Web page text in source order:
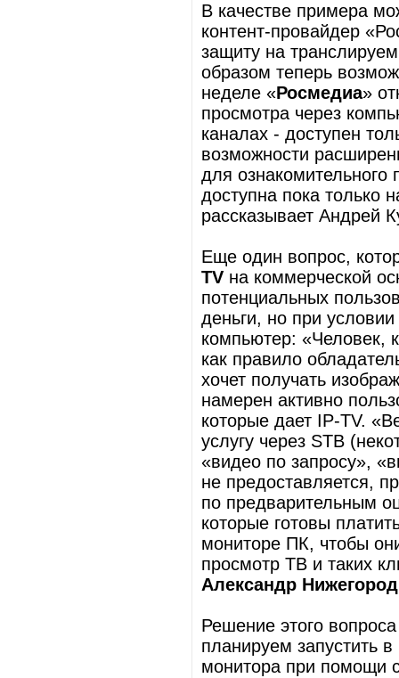
В качестве примера
контент-провайдер
защиту на
образом теперь
неделе «Росмедиа»
просмотра через
каналах - доступен
возможности
для ознакомительного
доступна пока только
рассказывает Андрей
Еще один вопрос,
TV на коммерческой
потенциальных
деньги, но при
компьютер: «Человек,
как правило
хочет получать
намерен активно
которые дает IP-TV.
услугу через STB
«видео по запросу»,
не предоставляется,
по предварительным
которые готовы
мониторе ПК, чтобы
просмотр ТВ и таких
Александр
Решение этого
планируем запустить
монитора при помощи